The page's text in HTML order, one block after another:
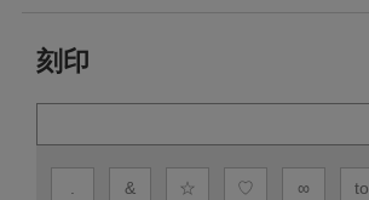
刻印
. & ☆ ♡ ∞ to